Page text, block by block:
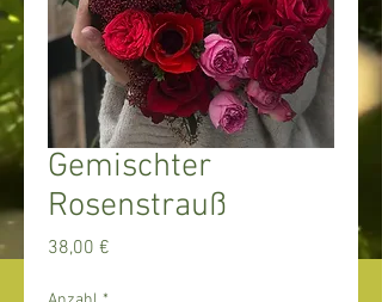
Gemischter
Rosenstrauß
38,00 €